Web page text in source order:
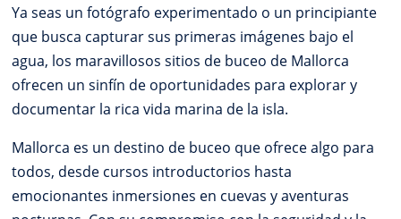
Ya seas un fotógrafo experimentado o un principiante
que busca capturar sus primeras imágenes bajo el
agua, los maravillosos sitios de buceo de Mallorca
ofrecen un sinfín de oportunidades para explorar y
documentar la rica vida marina de la isla.
Mallorca es un destino de buceo que ofrece algo para
todos, desde cursos introductorios hasta
emocionantes inmersiones en cuevas y aventuras